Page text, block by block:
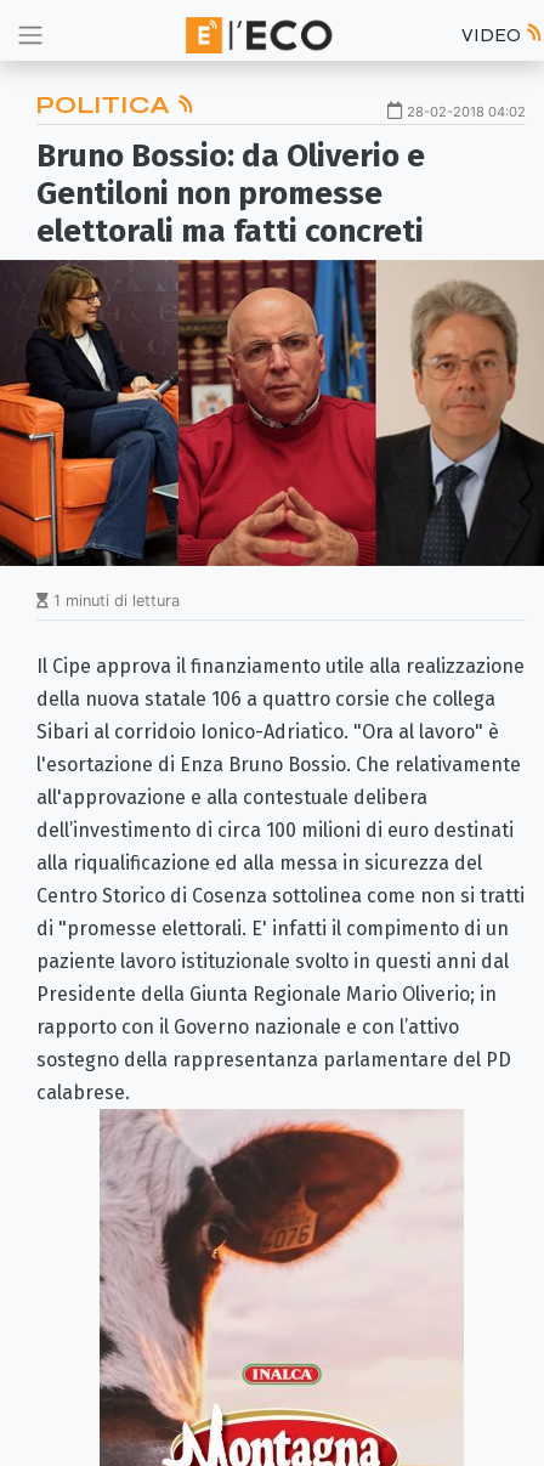
VIDEO
POLITICA 28-02-2018 04:02
Bruno Bossio: da Oliverio e
Gentiloni non promesse
elettorali ma fatti concreti
1 minuti di lettura
Il Cipe approva il finanziamento utile alla realizzazione
della nuova statale 106 a quattro corsie che collega
Sibari al corridoio Ionico-Adriatico. "Ora al lavoro" è
l'esortazione di Enza Bruno Bossio. Che relativamente
all'approvazione e alla contestuale delibera
dell’investimento di circa 100 milioni di euro destinati
alla riqualificazione ed alla messa in sicurezza del
Centro Storico di Cosenza sottolinea come non si tratti
di "promesse elettorali. E' infatti il compimento di un
paziente lavoro istituzionale svolto in questi anni dal
Presidente della Giunta Regionale Mario Oliverio; in
rapporto con il Governo nazionale e con l’attivo
sostegno della rappresentanza parlamentare del PD
calabrese.